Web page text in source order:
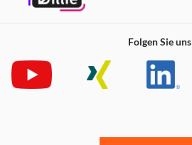
kabellos
Reichweite: 10 Meter
integriertes Mikrofon
Folgen Sie uns